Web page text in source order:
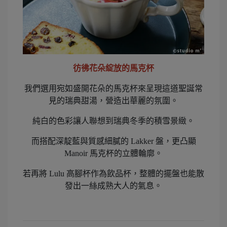
彷彿花朵綻放的馬克杯
我們選用宛如盛開花朵的馬克杯來呈現這道聖誕常
見的瑞典甜湯，營造出華麗的氛圍。
純白的色彩讓人聯想到瑞典冬季的積雪景緻。
而搭配深靛藍與質感細膩的 Lakker 盤，更凸顯
Manoir 馬克杯的立體輪廓。
若再將 Lulu 高腳杯作為飲品杯，整體的擺盤也能散
發出一絲成熟大人的氣息。